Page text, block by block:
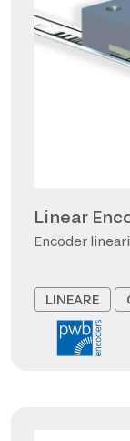
Linear
Encoder lineari
LINEARE